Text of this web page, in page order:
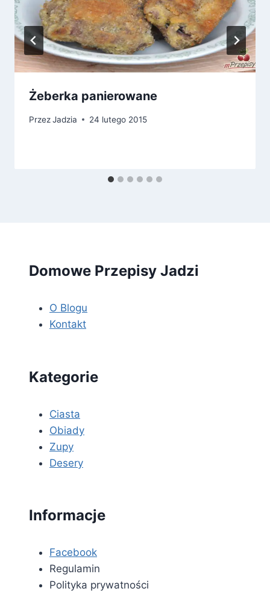
Żeberka panierowane
PrzezJadzia 24 lutego 2015
Domowe Przepisy Jadzi
O Blogu
Kontakt
Kategorie
Ciasta
Obiady
Zupy
Desery
Informacje
Facebook
Regulamin
Polityka prywatności